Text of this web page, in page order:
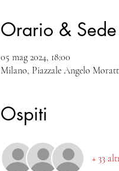
Orario & Sede
05 mag 2024, 18:00
Milano, Piazzale Angelo
Ospiti
+ 33